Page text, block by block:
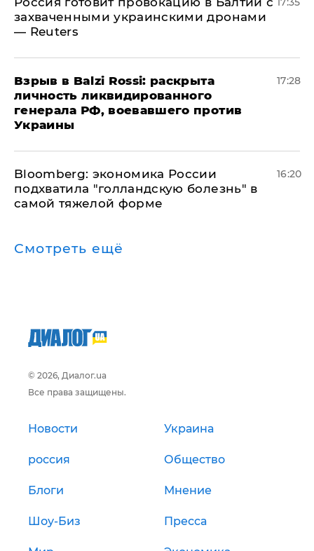
захваченными украинскими дронами
— Reuters
​Взрыв в Balzi Rossi: раскрыта
личность ликвидированного
генерала РФ, воевавшего против
Украины
17:28
Bloomberg: экономика России
подхватила "голландскую болезнь" в
самой тяжелой форме
16:20
Смотреть ещё
© 2026, Диалог.ua
Все права защищены.
Новости Украина
россия Общество
Блоги Мнение
Шоу-Биз Пресса